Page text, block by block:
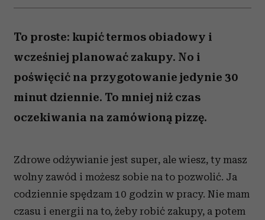
To proste: kupić termos obiadowy i
wcześniej planować zakupy. No i
poświęcić na przygotowanie jedynie 30
minut dziennie. To mniej niż czas
oczekiwania na zamówioną pizzę.
Zdrowe odżywianie jest super, ale wiesz, ty masz
wolny zawód i możesz sobie na to pozwolić. Ja
codziennie spędzam 10 godzin w pracy. Nie mam
czasu i energii na to, żeby robić zakupy, a potem